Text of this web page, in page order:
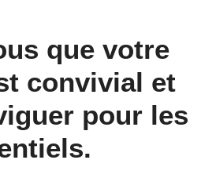
que votre
convivial et
pour les